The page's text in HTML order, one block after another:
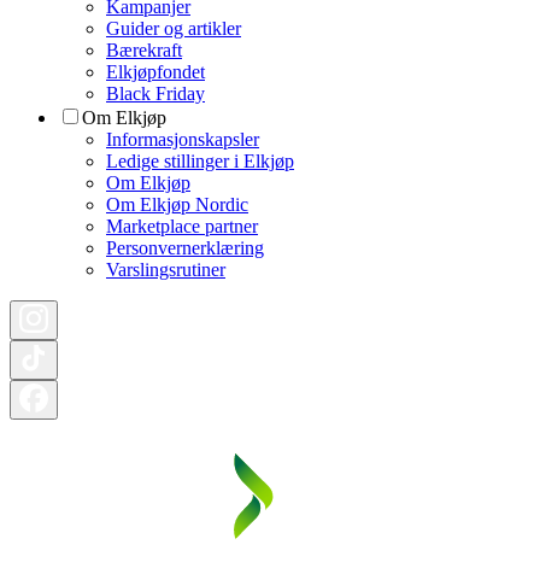
Kampanjer
Guider og artikler
Bærekraft
Elkjøpfondet
Black Friday
Om Elkjøp
Informasjonskapsler
Ledige stillinger i Elkjøp
Om Elkjøp
Om Elkjøp Nordic
Marketplace partner
Personvernerklæring
Varslingsrutiner